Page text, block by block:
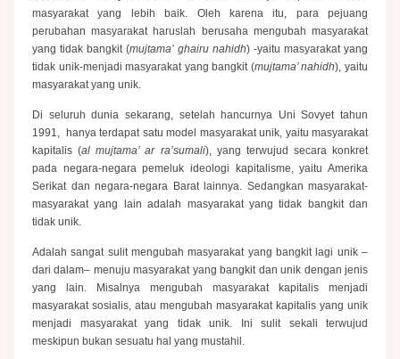
masyarakat yang lebih baik. Oleh karena itu, para pejuang
perubahan masyarakat haruslah berusaha mengubah masyarakat
yang tidak bangkit (mujtama’ ghairu nahidh) -yaitu masyarakat yang
tidak unik-menjadi masyarakat yang bangkit (mujtama’ nahidh), yaitu
masyarakat yang unik.
Di seluruh dunia sekarang, setelah hancurnya Uni Sovyet tahun
1991, hanya terdapat satu model masyarakat unik, yaitu masyarakat
kapitalis (al mujtama’ ar ra’sumali), yang terwujud secara konkret
pada negara-negara pemeluk ideologi kapitalisme, yaitu Amerika
Serikat dan negara-negara Barat lainnya. Sedangkan masyarakat-
masyarakat yang lain adalah masyarakat yang tidak bangkit dan
tidak unik.
Adalah sangat sulit mengubah masyarakat yang bangkit lagi unik –
dari dalam– menuju masyarakat yang bangkit dan unik dengan jenis
yang lain. Misalnya mengubah masyarakat kapitalis menjadi
masyarakat sosialis, atau mengubah masyarakat kapitalis yang unik
menjadi masyarakat yang tidak unik. Ini sulit sekali terwujud
meskipun bukan sesuatu hal yang mustahil.